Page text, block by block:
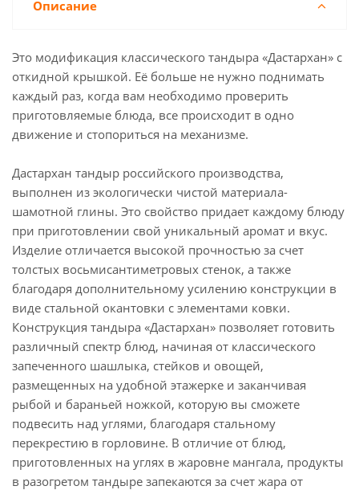
Описание
Это модификация классического тандыра «Дастархан» с
откидной крышкой. Её больше не нужно поднимать
каждый раз, когда вам необходимо проверить
приготовляемые блюда, все происходит в одно
движение и стопориться на механизме.
Дастархан тандыр российского производства,
выполнен из экологически чистой материала-
шамотной глины. Это свойство придает каждому блюду
при приготовлении свой уникальный аромат и вкус.
Изделие отличается высокой прочностью за счет
толстых восьмисантиметровых стенок, а также
благодаря дополнительному усилению конструкции в
виде стальной окантовки с элементами ковки.
Конструкция тандыра «Дастархан» позволяет готовить
различный спектр блюд, начиная от классического
запеченного шашлыка, стейков и овощей,
размещенных на удобной этажерке и заканчивая
рыбой и бараньей ножкой, которую вы сможете
подвесить над углями, благодаря стальному
перекрестию в горловине. В отличие от блюд,
приготовленных на углях в жаровне мангала, продукты
в разогретом тандыре запекаются за счет жара от